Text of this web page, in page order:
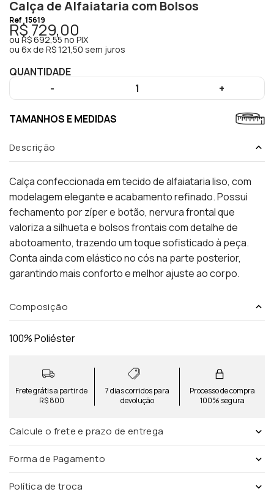
Calça de Alfaiataria com Bolsos
Ref 15619
R$ 729,00
ou R$ 692,55no PIX
ou 6x de R$ 121,50 sem juros
QUANTIDADE
-
1 +
TAMANHOS E MEDIDAS
Descrição
Calça confeccionada em tecido de alfaiataria liso, com
modelagem elegante e acabamento refinado. Possui
fechamento por zíper e botão, nervura frontal que
valoriza a silhueta e bolsos frontais com detalhe de
abotoamento, trazendo um toque sofisticado à peça.
Conta ainda com elástico no cós na parte posterior,
garantindo mais conforto e melhor ajuste ao corpo.
Composição
100% Poliéster
Frete grátis a partir de
R$ 800
7 dias corridos para
devolução
Processo de compra
100% segura
Calcule o frete e prazo de entrega
Forma de Pagamento
Política de troca